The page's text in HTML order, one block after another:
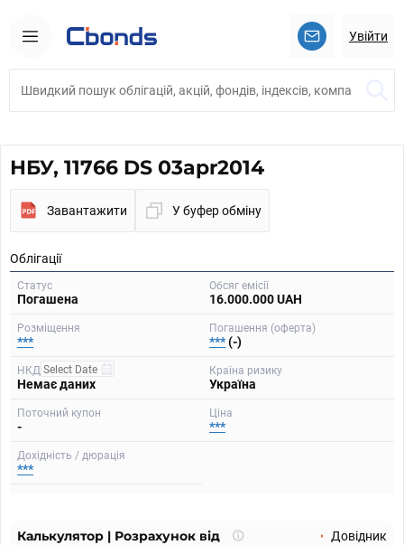
Увійти
НБУ, 11766 DS 03apr2014
Завантажити У буфер обміну
Облігації
Статус
Погашена
Обсяг емісії
16.000.000 UAH
Розміщення
***
Погашення (оферта)
***(-)
НКД
Немає даних
Країна ризику
Україна
Поточний купон
-
Ціна
***
Дохідність / дюрація
***
Калькулятор | Розрахунок від
Що
Довідник